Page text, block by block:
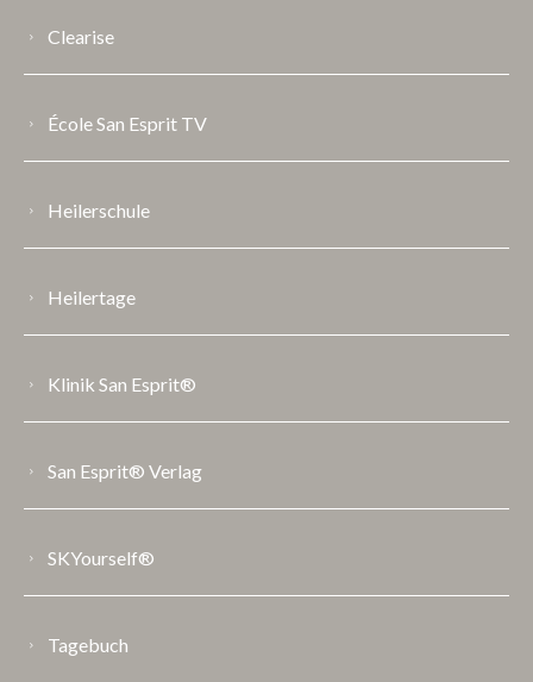
Clearise
École San Esprit TV
Heilerschule
Heilertage
Klinik San Esprit®
San Esprit® Verlag
SKYourself®
Tagebuch